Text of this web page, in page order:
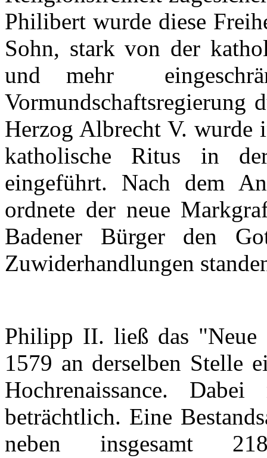
Philibert wurde diese
Sohn, stark von der
und mehr
Vormundschaftsregierung
Herzog Albrecht V. wurde
katholische
Ritus in
eingeführt. Nach dem
ordnete der neue
Badener
Bürgerden
Zuwiderhandlungen
Philipp II. ließ das "Neue
1579 an derselben Stelle
Hochrenaissance. Dabei
beträchtlich. Eine
neben
insgesamt